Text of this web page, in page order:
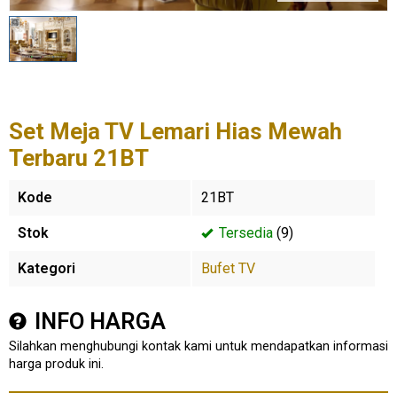
Set Meja TV Lemari Hias Mewah
Terbaru 21BT
Kode 21BT
Stok Tersedia (9)
Kategori Bufet TV
INFO HARGA
Silahkan menghubungi kontak kami untuk mendapatkan informasi
harga produk ini.